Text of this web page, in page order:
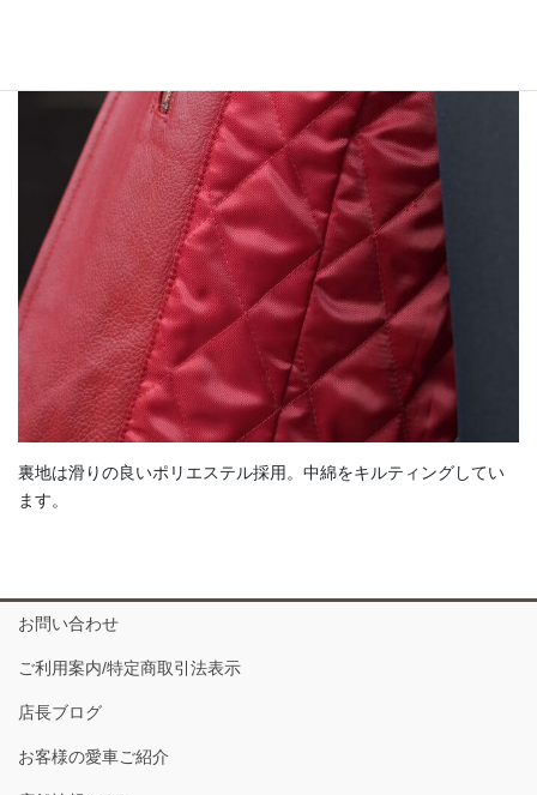
裏地は滑りの良いポリエステル採用。中綿をキルティングしてい
ます。
お問い合わせ
ご利用案内/特定商取引法表示
店長ブログ
お客様の愛車ご紹介